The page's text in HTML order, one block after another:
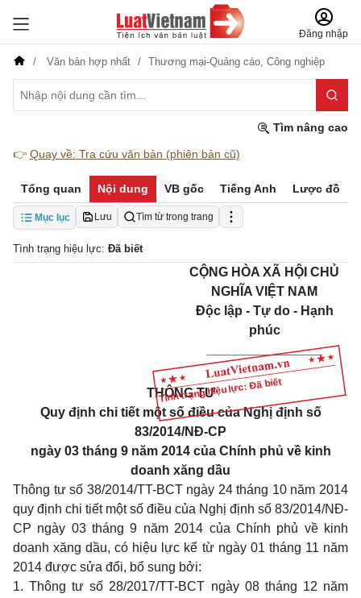
Đăng nhập
Văn bản hợp nhất Thương mại-Quảng cáo, Công nghiệp
Tìm nâng cao
👉 Quay về: Tra cứu văn bản (phiên bản cũ)
Tổng quan Nội dung VB gốc Tiếng Anh Lược đồ
Mục lục Lưu Tìm từ trong trang
Tình trạng hiệu lực: Đã biết
Tình trạng hiệu lực: Đã biết
CỘNG HÒA XÃ HỘI CHỦ
NGHĨA VIỆT NAM
Độc lập - Tự do - Hạnh
phúc
________________
THÔNG TƯ
Quy định chi tiết một số điều của Nghị định số
83/2014/NĐ-CP
ngày 03 tháng 9 năm 2014 của Chính phủ về kinh
doanh xăng dầu
Thông tư số 38/2014/TT-BCTngày 24 tháng 10 năm 2014
quy định chi tiết một số điều của Nghị định số 83/2014/NĐ-
CP ngày 03 tháng 9 năm 2014 của Chính phủ về kinh
doanh xăng dầu, có hiệu lực kể từ ngày 01 tháng 11 năm
2014 được sửa đổi, bổ sung bởi:
1. Thông tư số 28/2017/TT-BCT ngày 08 tháng 12 năm